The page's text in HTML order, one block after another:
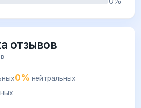
отзывов
0% нейтральных